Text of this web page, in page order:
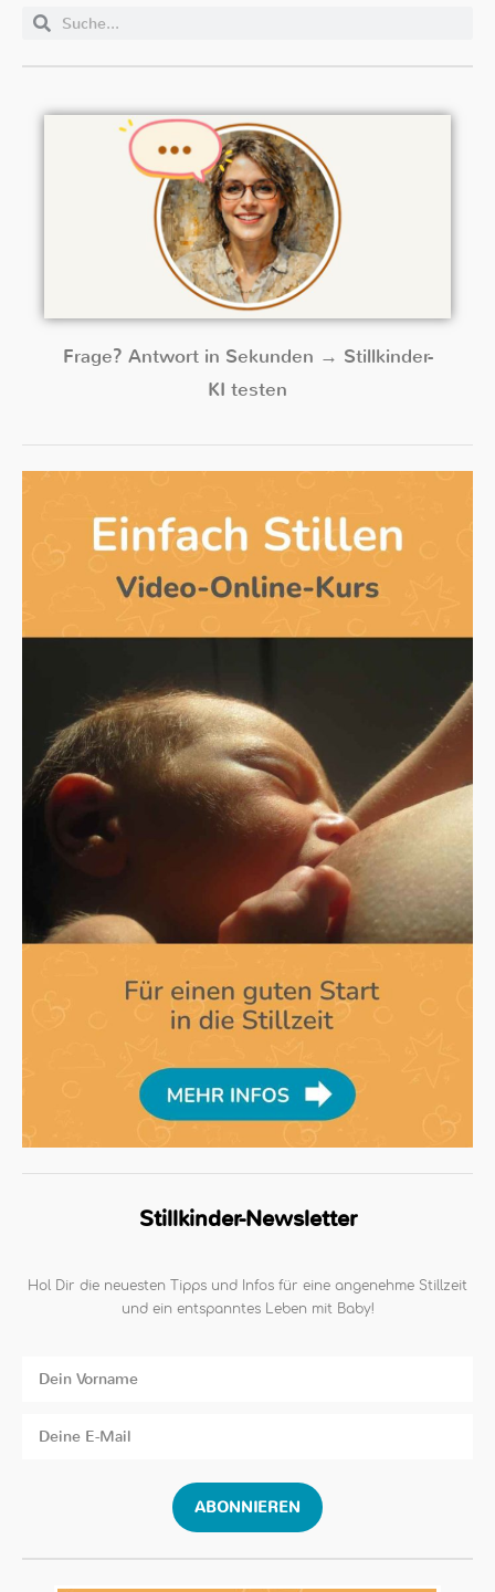
Frage? Antwort in Sekunden → Stillkinder-
KI testen
Stillkinder-Newsletter
Hol Dir die neuesten Tipps und Infos für eine angenehme Stillzeit
und ein entspanntes Leben mit Baby!
ABONNIEREN